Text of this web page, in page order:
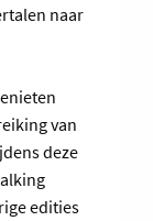
naar
van
deze
edities